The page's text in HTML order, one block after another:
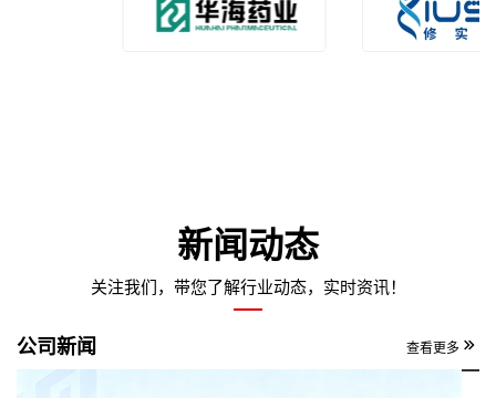
新闻动态
关注我们，带您了解行业动态，实时资讯！
公司新闻 查看更多